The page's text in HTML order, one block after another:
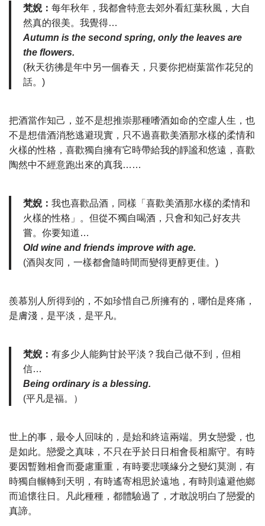
梵婗： 每年秋年，我都會特意去郊外看紅葉秋風，大自
然真的很美。我覺得…
Autumn is the second spring, only the leaves are
the flowers.
(秋天彷彿是年中另一個春天，只要你把樹葉當作花兒的
話。)
把酒當作知己，並不是想推崇那種嗜酒如命的空虛人生，也
不是想借酒消愁逃避現實，只不過喜歡美酒那水樣的柔情和
火樣的性格，喜歡獨自擁有它時帶給我的靜謐和悠遠，喜歡
陶然中不經意跑出來的真我……
梵婗： 我也喜歡品酒，同樣「喜歡美酒那水樣的柔情和
火樣的性格」。但從不獨自喝酒，只會和知己好友共
嘗。你要知道…
Old wine and friends improve with age.
(酒與友同，一樣都會隨時間而變得更醇更佳。)
羨慕別人所得到的，不如珍惜自己所擁有的，哪怕是疼痛，
是膚淺，是平淡，是平凡。
梵婗： 有多少人能夠甘於平淡？我自己做不到，但相
信…
Being ordinary is a blessing.
(平凡是福。）
世上的事，最令人回味的，是始和終這兩端。男女戀愛，也
是如此。戀愛之真味，不只在乎於日日相會長相廝守。有時
要因暫難相會而憂慮重重，有時要悲嘆緣分之變幻莫測，有
時獨自輾轉到天明，有時遙寄相思於遠地，有時則遠避他鄉
而追懷往日。凡此種種，都體驗過了，才敢說明白了戀愛的
真諦。